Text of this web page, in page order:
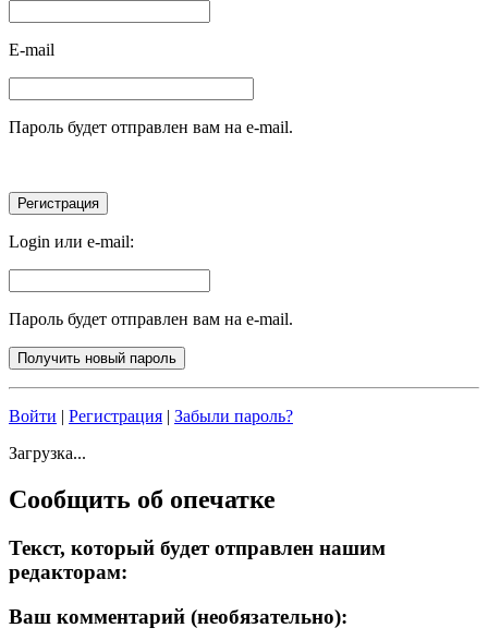
E-mail
Пароль будет отправлен вам на e-mail.
Login или e-mail:
Пароль будет отправлен вам на e-mail.
Войти | Регистрация | Забыли пароль?
Загрузка...
Сообщить об опечатке
Текст, который будет отправлен нашим
редакторам:
Ваш комментарий (необязательно):